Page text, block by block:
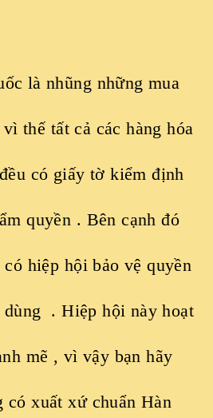
là nhũng những mua
thế tất cả các hàng hóa
có giấy tờ kiểm định
quyền . Bên cạnh đó
hiệp hội bảo vệ quyền
. Hiệp hội này hoạt
mẽ , vì vậy bạn hãy
có xuất xứ chuẩn Hàn